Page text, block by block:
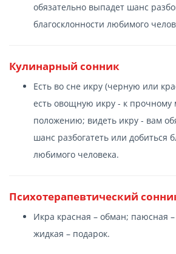
обязательно выпадет шанс
благосклонности любимого
Кулинарный сонник
Есть во сне икру (черную или
есть овощную икру - к прочному
положению; видеть икру - вам
шанс разбогатеть или добиться
любимого человека.
Психотерапевтический
Икра красная – обман; паюсная
жидкая – подарок.